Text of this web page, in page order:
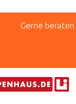
Gerne